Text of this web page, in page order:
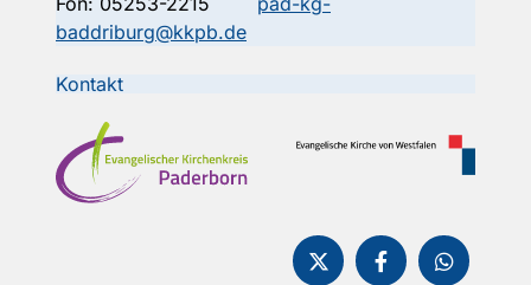
baddriburg@kkpb.de
Kontakt